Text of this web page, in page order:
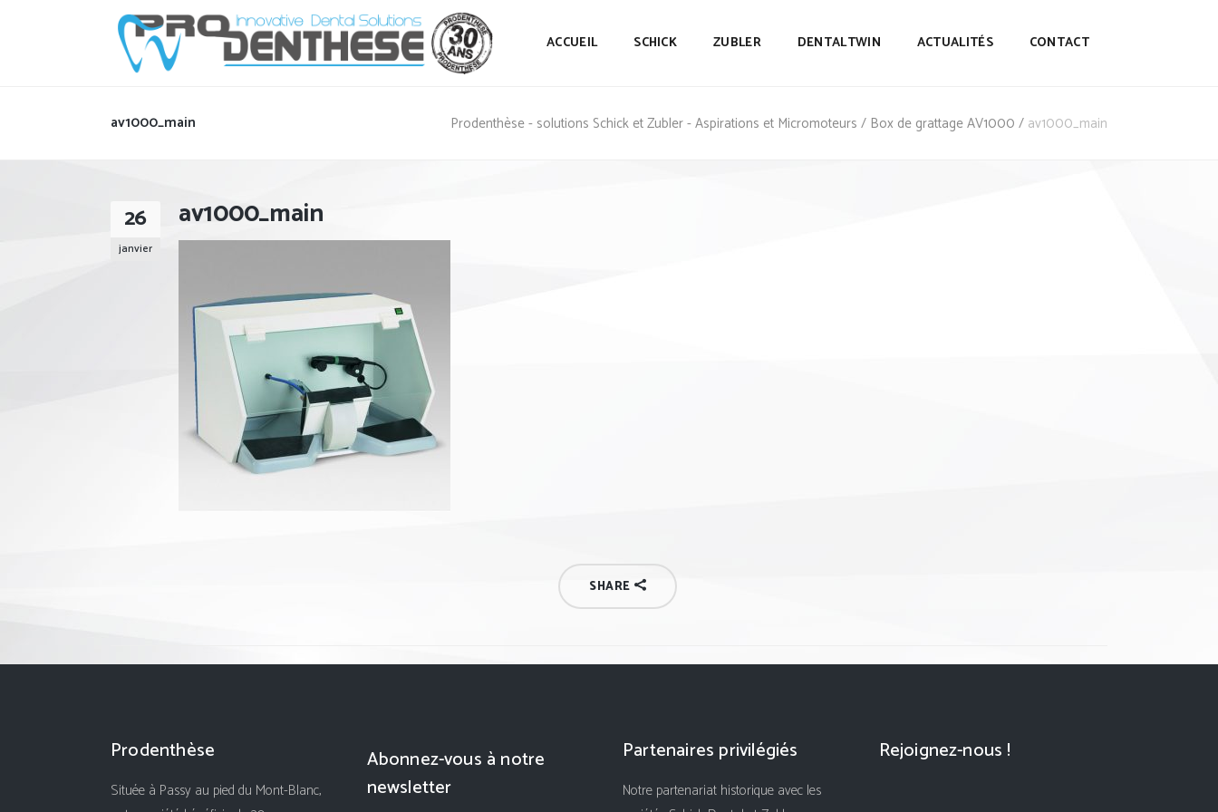
ACCUEIL SCHICK ZUBLER DENTALTWIN ACTUALITÉS CONTACT
av1000_main Prodenthèse - solutions Schick et Zubler - Aspirations et Micromoteurs / Box de grattage AV1000 / av1000_main
26
janvier
av1000_main
SHARE
Prodenthèse
Située à Passy au pied du Mont-Blanc,
Abonnez-vous à notre
newsletter
Partenaires privilégiés
Notre partenariat historique avec les
Rejoignez-nous !